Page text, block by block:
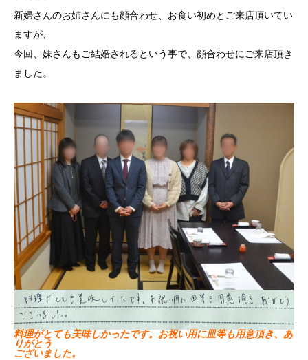
新婦さんのお姉さんにも顔合わせ、お食い初めとご来店頂いてい
ますが、
今回、妹さんもご結婚されるという事で、顔合わせにご来店頂き
ました。
料理がとても美味しかったです。お祝い用に皿等も用意頂き、あ
りがとう
ございました。